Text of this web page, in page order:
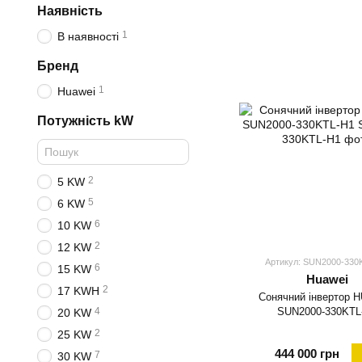
Артикул: SUN2000-
Huawei
Сонячний інвертор
SUN2000-
444 000 грн
Наявність
В наявності 1
Бренд
Huawei 1
Потужність kW
5 KW 2
6 KW 5
10 KW 6
12 KW 2
15 KW 6
17 KWH 2
20 KW 4
25 KW 2
30 KW 7